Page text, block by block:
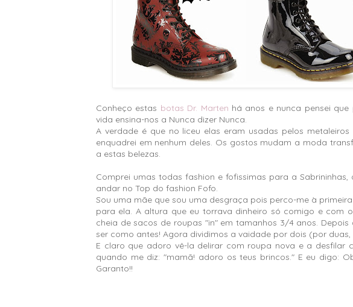
Conheço estas botas Dr. Marten há anos e nunca pensei
vida ensina-nos a Nunca dizer Nunca.
A verdade é que no liceu elas eram usadas pelos
enquadrei em nenhum deles. Os gostos mudam a moda
a estas belezas.
Comprei umas todas fashion e fofissimas para a
andar no Top do fashion Fofo.
Sou uma mãe que sou uma desgraça pois perco-me à
para ela. A altura que eu torrava dinheiro só comigo e com
cheia de sacos de roupas "in" em tamanhos 3/4 anos.
ser como antes! Agora dividimos a vaidade por dois (por duas,
E claro que adoro vê-la delirar com roupa nova e a desfilar
quando me diz: "mamã! adoro os teus brincos." E eu digo:
Garanto!!